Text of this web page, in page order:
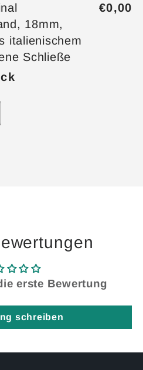
18mm,
italienischem
Schließe
€0,00
erste Bewertung
schreiben